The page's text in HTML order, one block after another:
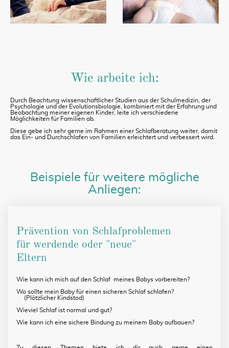
Wie arbeite ich:
Durch Beachtung wissenschaftlicher Studien aus der Schulmedizin, der
Psychologie und der Evolutionsbiologie, kombiniert mit der Erfahrung und
Beobachtung meiner eigenen Kinder, leite ich verschiedene
Möglichkeiten für Familien ab.
Diese gebe ich sehr gerne im Rahmen einer Schlafberatung weiter, damit
das Ein- und Durchschlafen von Familien erleichtert und verbessert wird.
Beispiele für weitere mögliche
Anliegen:
Prävention von Schlafproblemen
für werdende oder "neue"
Eltern
Wie kann ich mich auf den Schlaf meines Babys vorbereiten?
Wo sollte mein Baby für einen sicheren Schlaf schlafen?
(Plötzlicher Kindstod)
Wieviel Schlaf ist normal und gut?
Wie kann ich eine sichere Bindung zu meinem Baby aufbauen?